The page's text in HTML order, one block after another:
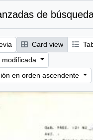
de
Card view
en orden ascendente